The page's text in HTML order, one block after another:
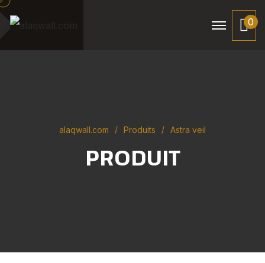
0
alaqwall.com Produits Astra veil
PRODUIT